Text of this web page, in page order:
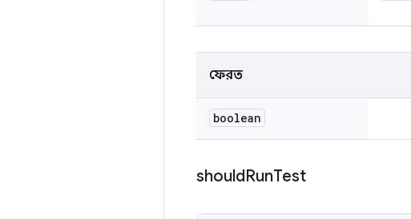
ফেরত
boolean
shouldRunTest